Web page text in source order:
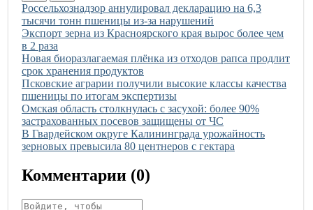
Иллюстрация новости
Россельхознадзор аннулировал декларацию на 6,3
тысячи тонн пшеницы из-за нарушений
Иллюстрация новости
Экспорт зерна из Красноярского края вырос более чем
в 2 раза
Иллюстрация новости
Новая биоразлагаемая плёнка из отходов рапса продлит
срок хранения продуктов
Иллюстрация новости
Псковские аграрии получили высокие классы качества
пшеницы по итогам экспертизы
Иллюстрация новости
Омская область столкнулась с засухой: более 90%
застрахованных посевов защищены от ЧС
Иллюстрация новости
В Гвардейском округе Калининграда урожайность
зерновых превысила 80 центнеров с гектара
Комментарии (0)